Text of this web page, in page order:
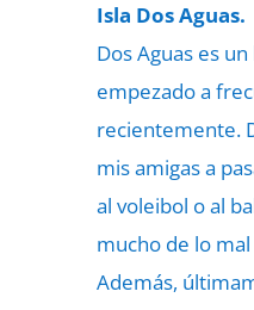
Isla Dos Aguas.
Dos Aguas es
empezado a
recientemente.
mis amigas a
al voleibol o al
mucho de lo
Además,